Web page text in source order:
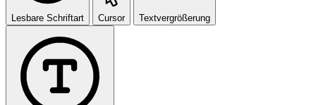
Lesbare Schriftart Cursor Textvergrößerung